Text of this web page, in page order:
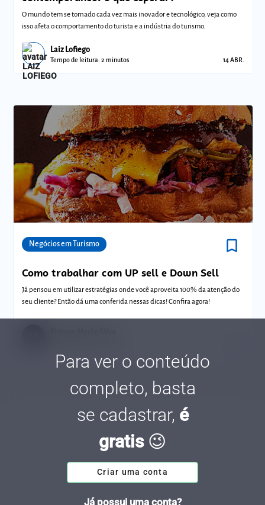
O mundo tem se tornado cada vez mais inovador e tecnológico, veja como
isso afeta o comportamento do turista e a indústria do turismo.
Laiz Lofiego
Tempo de leitura: 2 minutos 14 ABR.
Negócios em Turismo bookmark_border
Como trabalhar com UP sell e Down Sell
Já pensou em utilizar estratégias onde você aproveita 100% da atenção do
seu cliente? Então dá uma conferida nessas dicas! Confira agora!
Para ver o conteúdo
completo, basta
se cadastrar, é
gratis😉
Criar uma conta
Já possui uma conta?